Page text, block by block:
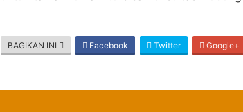
BAGIKAN INI Facebook Twitter Google+